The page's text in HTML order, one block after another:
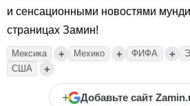
и сенсационными новостями
страницах Замин!
Мексика + Мехико + ФИФА +
США +
+ Добавьте сайт